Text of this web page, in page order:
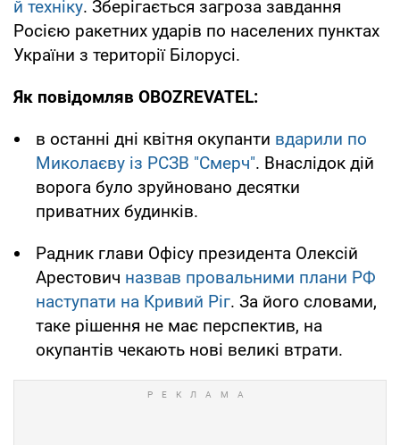
й техніку. Зберігається загроза завдання
Росією ракетних ударів по населених пунктах
України з території Білорусі.
Як повідомляв OBOZREVATEL:
в останні дні квітня окупанти вдарили по
Миколаєву із РСЗВ "Смерч". Внаслідок дій
ворога було зруйновано десятки
приватних будинків.
Радник глави Офісу президента Олексій
Арестович назвав провальними плани РФ
наступати на Кривий Ріг. За його словами,
таке рішення не має перспектив, на
окупантів чекають нові великі втрати.